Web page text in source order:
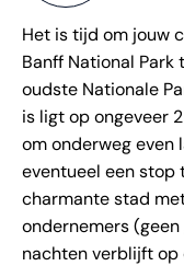
Het is tijd om jouw
Banff National Park
oudste Nationale
is ligt op ongeveer
om onderweg even
eventueel een stop
charmante stad
ondernemers
nachten verblijft op